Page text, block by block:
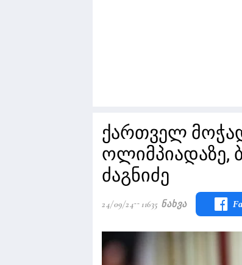
ქართველ
ოლიმპიადაზე,
ძაგნიძე
24/09/24 11635 Ნახვა